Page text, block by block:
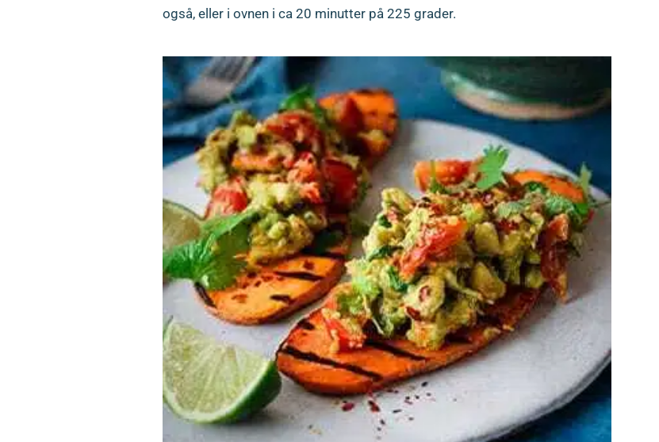
også, eller i ovnen i ca 20 minutter på 225 grader.